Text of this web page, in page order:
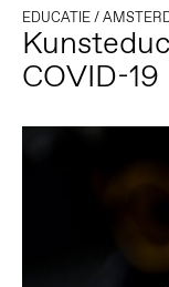
EDUCATIE/
COVID-19